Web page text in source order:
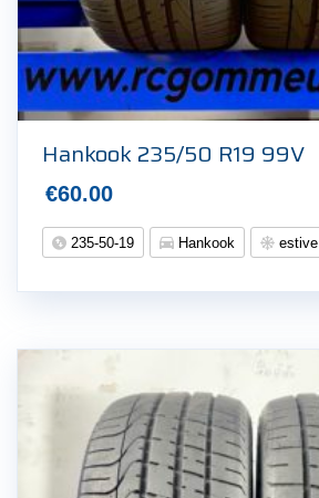
Hankook 235/50 R19 99V
€60.00
235-50-19 Hankook estive